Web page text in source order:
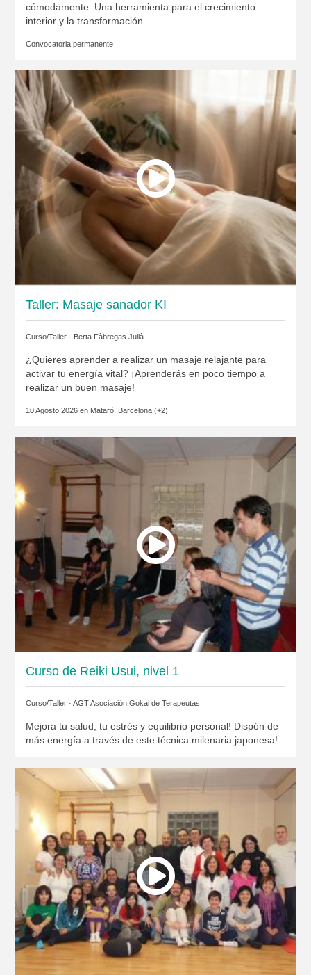
cómodamente. Una herramienta para el crecimiento
interior y la transformación.
Convocatoria permanente
Taller: Masaje sanador KI
Curso/Taller · Berta Fàbregas Julià
¿Quieres aprender a realizar un masaje relajante para
activar tu energía vital? ¡Aprenderás en poco tiempo a
realizar un buen masaje!
10 Agosto 2026 en Mataró, Barcelona(+2)
Curso de Reiki Usui, nivel 1
Curso/Taller · AGT Asociación Gokai de Terapeutas
Mejora tu salud, tu estrés y equilibrio personal! Dispón de
más energía a través de este técnica milenaria japonesa!